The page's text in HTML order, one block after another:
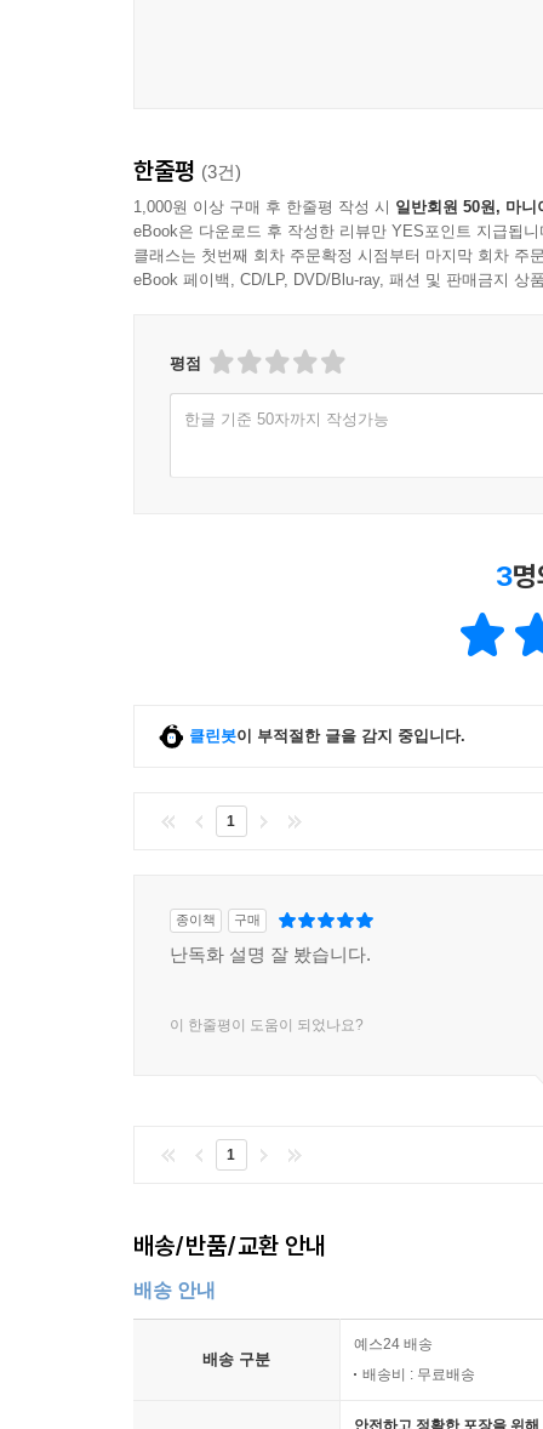
한줄평 (3건)
1,000원 이상 구매 후 한줄평 작성 시 일반회원 50원, 마니
eBook은 다운로드 후 작성한 리뷰만 YES포인트 지급됩니
클래스는 첫번째 회차 주문확정 시점부터 마지막 회차 주
eBook 페이백, CD/LP, DVD/Blu-ray, 패션 및 판매금지 상
평점
한글 기준 50자까지 작성가능
3
클린봇이 부적절한 글을 감지 중입니다.
1
종이책 구매
난독화 설명 잘 봤습니다.
이 한줄평이 도움이 되었나요?
1
배송/반품/교환 안내
배송 안내
배송 구분
예스24 배송
배송비 : 무료배송